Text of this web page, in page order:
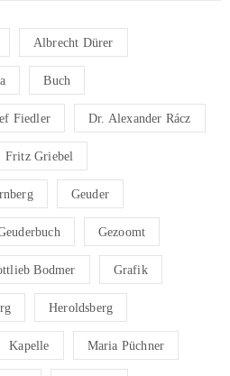
Albrecht Dürer
Buch
Fiedler Dr. Alexander Rácz
Fritz Griebel
Geuder
Gezoomt
Bodmer Grafik
Heroldsberg
Kapelle Maria Püchner